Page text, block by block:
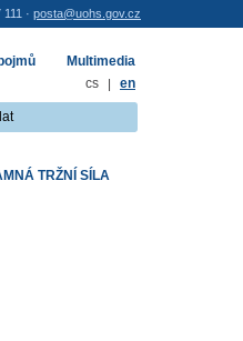
TRŽNÍ SÍLA
Multimedia
cs
| en
· posta@uohs.gov.cz